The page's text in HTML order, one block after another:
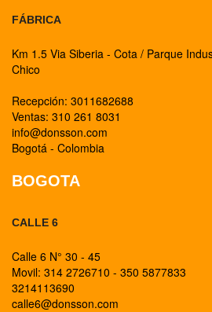
FÁBRICA
Km 1.5 Via Siberia - Cota / Parque
Chico
Recepción: 3011682688
Ventas: 310 261 8031
info@donsson.com
Bogotá - Colombia
BOGOTA
CALLE 6
Calle 6 N° 30 - 45
Movil: 314 2726710 - 350 5877833
3214113690
calle6@donsson.com